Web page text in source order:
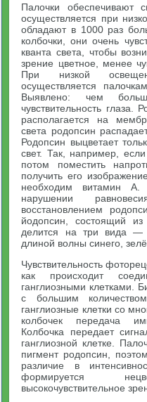
Палочки обеспечивают
осуществляется при
обладают в 1000 раз
колбочки, они очень
кванта света, чтобы
зрение цветное, менее
При низкой
осуществляется
Выявлено: чем
чувствительность
располагается на
света родопсин
Родопсин выцветает
свет. Так, например,
потом поместить
получить его
необходим витамин А.
нарушении
восстановлением
йодопсин, состоящий
делится на три вида —
длиной волны синего,
Чувствительность
как происходит
ганглиозными клетками.
с большим
ганглиозные клетки со
колбочек передача
Колбочка передает
ганглиозной клетке.
пигмент родопсин,
различие в
формируется
высокочувствительное